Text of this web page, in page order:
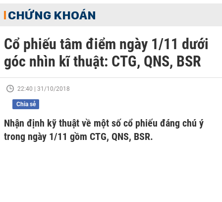
CHỨNG KHOÁN
Cổ phiếu tâm điểm ngày 1/11 dưới
góc nhìn kĩ thuật: CTG, QNS, BSR
22:40 | 31/10/2018
Chia sẻ
Nhận định kỹ thuật về một số cổ phiếu đáng chú ý
trong ngày 1/11 gồm CTG, QNS, BSR.